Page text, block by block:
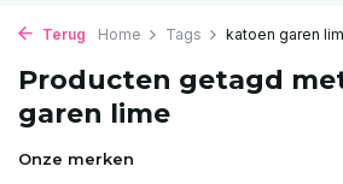
Terug Home Tags katoen garen
Producten getagd
garen lime
Onze merken